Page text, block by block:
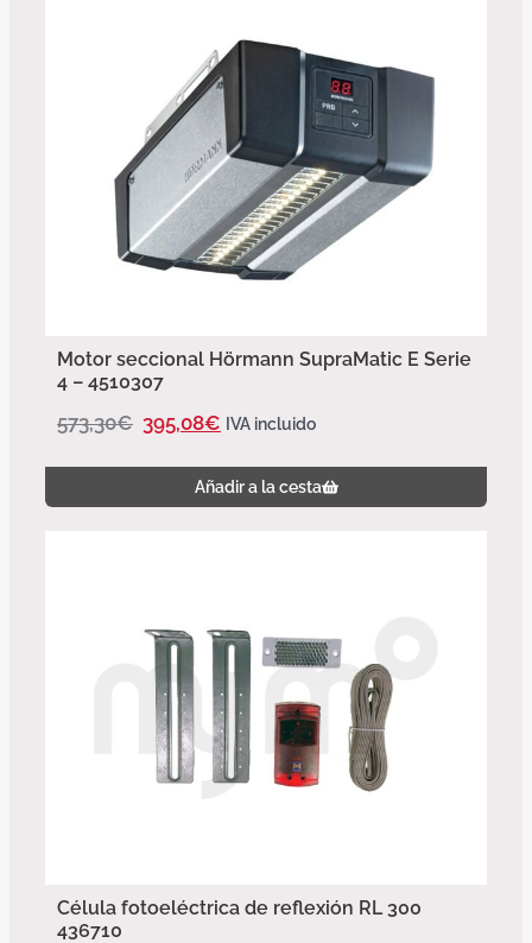
Motor seccional Hörmann SupraMatic E Serie
4 – 4510307
573,30€ 395,08€ IVA incluido
Añadir a la cesta
Célula fotoeléctrica de reflexión RL 300
436710